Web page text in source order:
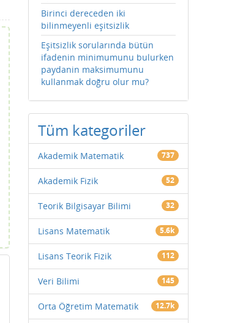
Birinci dereceden iki
bilinmeyenli eşitsizlik
Eşitsizlik sorularında bütün
ifadenin minimumunu bulurken
paydanin maksimumunu
kullanmak doğru olur mu?
Tüm kategoriler
Akademik Matematik 737
Akademik Fizik 52
Teorik Bilgisayar Bilimi 32
Lisans Matematik 5.6k
Lisans Teorik Fizik 112
Veri Bilimi 145
Orta Öğretim Matematik 12.7k